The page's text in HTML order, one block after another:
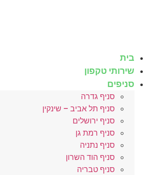
בית
שירותי טקפון
סניפים
סניף גדרה
סניף תל אביב – שינקין
סניף ירושלים
סניף רמת גן
סניף נתניה
סניף הוד השרון
סניף טבריה